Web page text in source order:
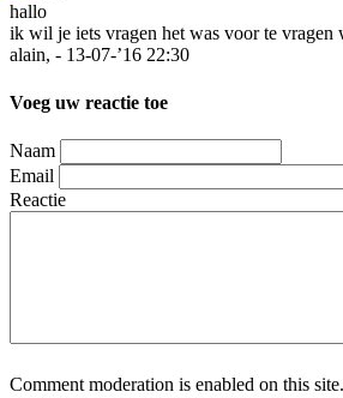
hallo
ik wil je iets vragen het was voor te vragen
alain, - 13-07-’16 22:30
Voeg uw reactie toe
Naam
Email
Reactie
Comment moderation is enabled on this